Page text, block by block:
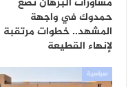
حمدوك في واجهة
المشهد.. خطوات مرتقبة
لإنهاء القطيعة
سياسية